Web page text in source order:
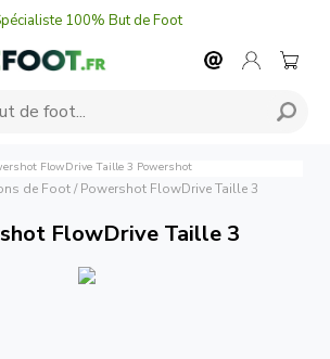
100% But de Foot
FlowDrive Taille 3 Powershot
de Foot/ Powershot FlowDrive Taille 3
FlowDrive Taille 3